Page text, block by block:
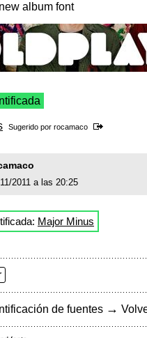
album font
Sugerido por rocamaco
2011 a las 20:25
Major Minus
de fuentes →